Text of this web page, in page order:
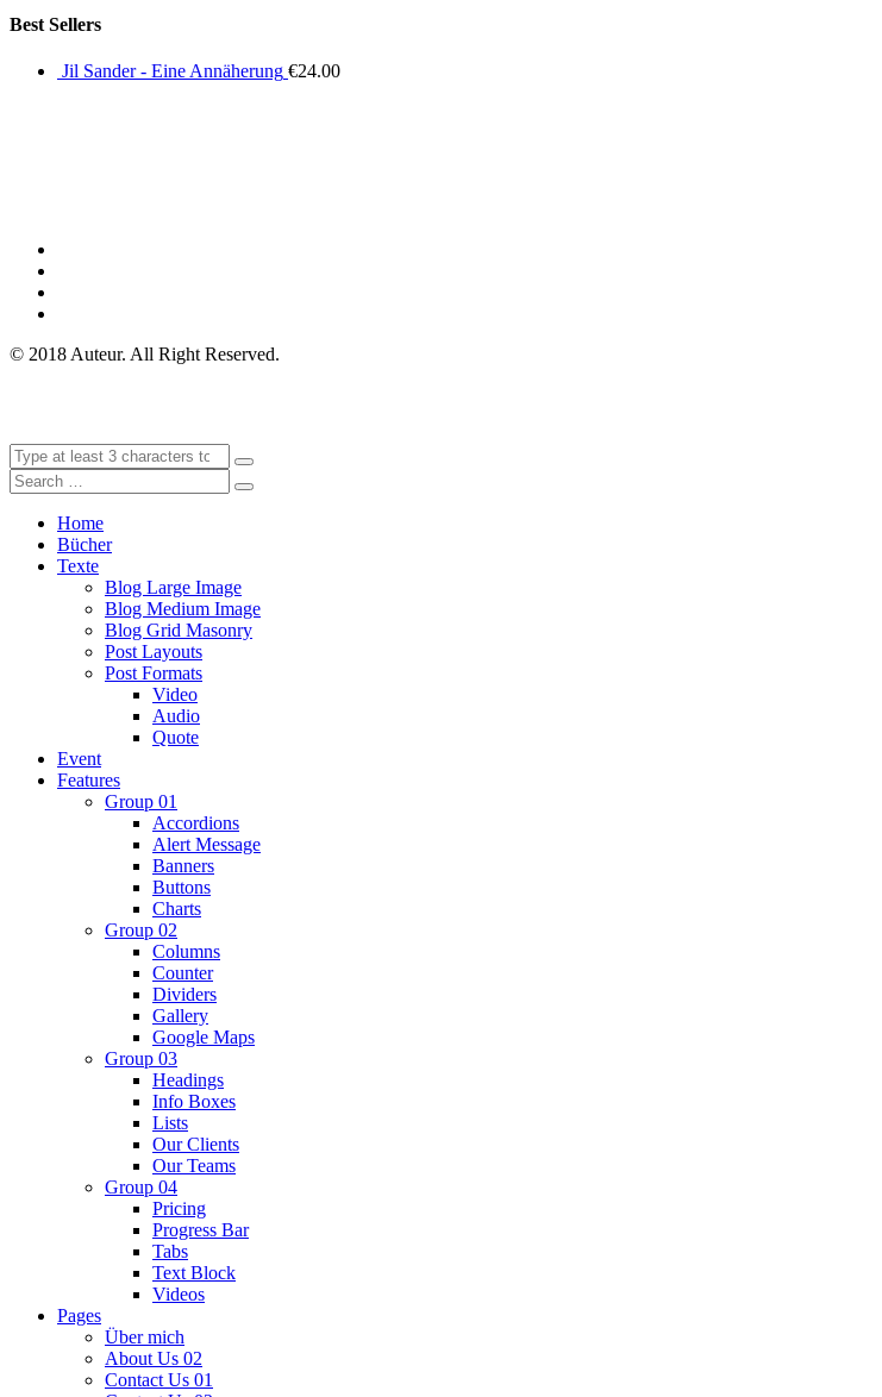
Best Sellers
Jil Sander - Eine Annäherung €24.00
© 2018 Auteur. All Right Reserved.
Home
Bücher
Texte
Blog Large Image
Blog Medium Image
Blog Grid Masonry
Post Layouts
Post Formats
Video
Audio
Quote
Event
Features
Group 01
Accordions
Alert Message
Banners
Buttons
Charts
Group 02
Columns
Counter
Dividers
Gallery
Google Maps
Group 03
Headings
Info Boxes
Lists
Our Clients
Our Teams
Group 04
Pricing
Progress Bar
Tabs
Text Block
Videos
Pages
Über mich
About Us 02
Contact Us 01